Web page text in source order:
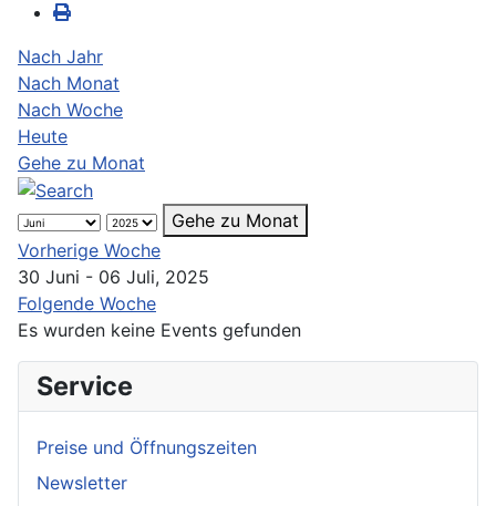
Nach Jahr
Nach Monat
Nach Woche
Heute
Gehe zu Monat
Gehe zu Monat
Vorherige Woche
30 Juni - 06 Juli, 2025
Folgende Woche
Es wurden keine Events gefunden
Service
Preise und Öffnungszeiten
Newsletter